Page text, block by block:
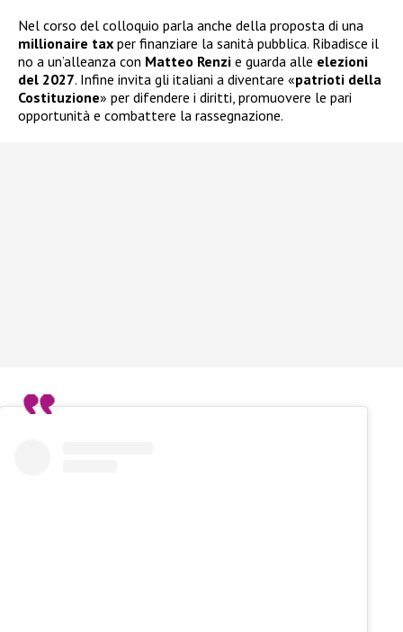
Nel corso del colloquio parla anche della proposta di una
millionaire tax per finanziare la sanità pubblica. Ribadisce il
no a un’alleanza con Matteo Renzi e guarda alle elezioni
del 2027. Infine invita gli italiani a diventare «patrioti della
Costituzione» per difendere i diritti, promuovere le pari
opportunità e combattere la rassegnazione.